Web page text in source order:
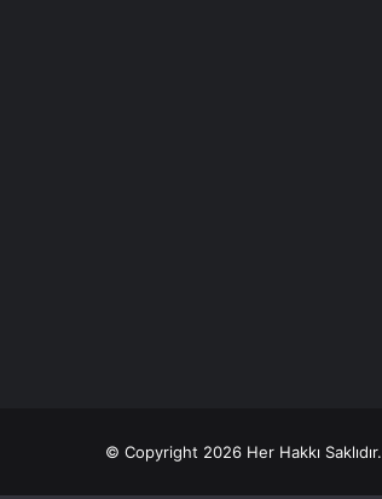
© Copyright 2026 Her Hakkı Saklıdır.